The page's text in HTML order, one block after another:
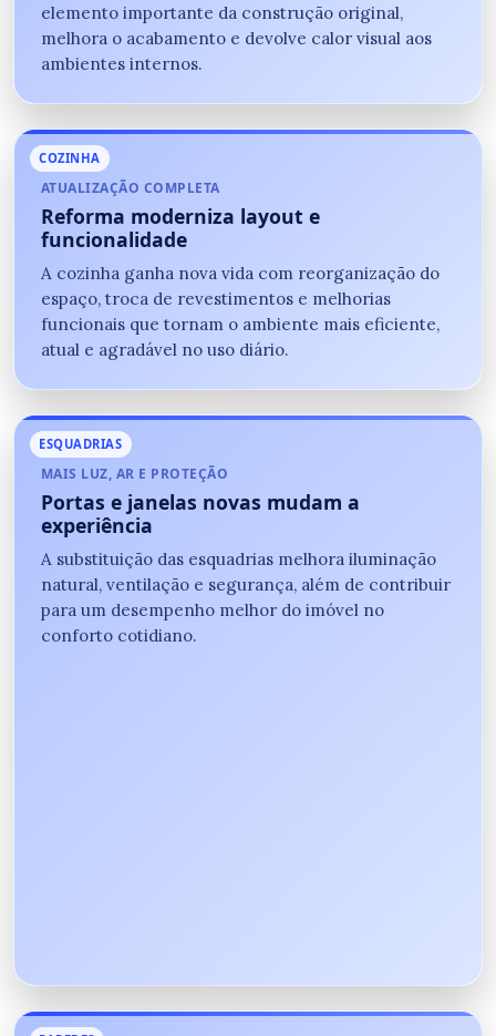
elemento importante da construção original,
melhora o acabamento e devolve calor visual aos
ambientes internos.
COZINHA
ATUALIZAÇÃO COMPLETA
Reforma moderniza layout e
funcionalidade
A cozinha ganha nova vida com reorganização do
espaço, troca de revestimentos e melhorias
funcionais que tornam o ambiente mais eficiente,
atual e agradável no uso diário.
ESQUADRIAS
MAIS LUZ, AR E PROTEÇÃO
Portas e janelas novas mudam a
experiência
A substituição das esquadrias melhora iluminação
natural, ventilação e segurança, além de contribuir
para um desempenho melhor do imóvel no
conforto cotidiano.